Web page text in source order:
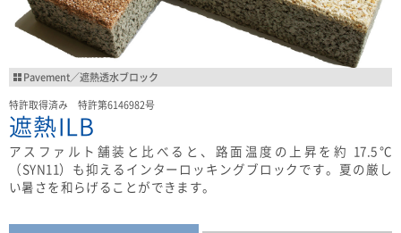
Pavement／遮熱透水ブロック
特許取得済み 特許第6146982号
遮熱ILB
アスファルト舗装と比べると、路面温度の上昇を約 17.5℃
（SYN11）も抑えるインターロッキングブロックです。夏の厳し
い暑さを和らげることができます。